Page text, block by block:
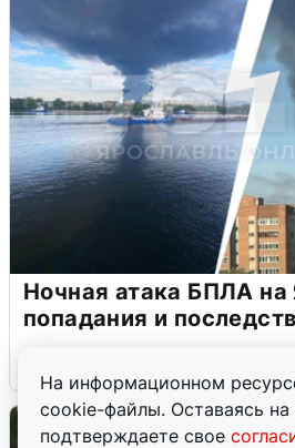
На информационном
cookie-файлы. Оставаясь на
подтверждаете свое
Ночная атака БПЛА на
попадания и